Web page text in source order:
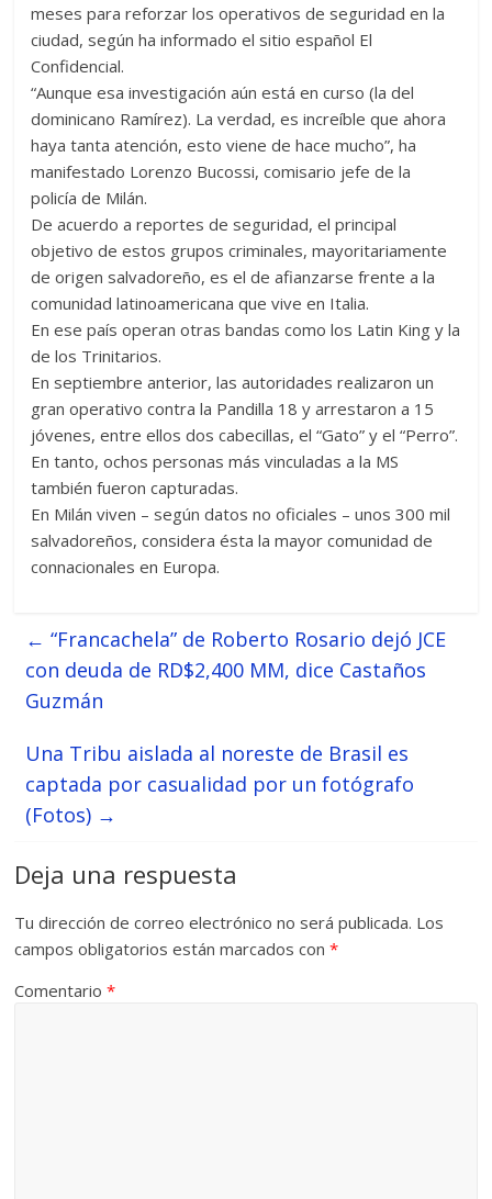
meses para reforzar los operativos de seguridad en la
ciudad, según ha informado el sitio español El
Confidencial.
“Aunque esa investigación aún está en curso (la del
dominicano Ramírez). La verdad, es increíble que ahora
haya tanta atención, esto viene de hace mucho”, ha
manifestado Lorenzo Bucossi, comisario jefe de la
policía de Milán.
De acuerdo a reportes de seguridad, el principal
objetivo de estos grupos criminales, mayoritariamente
de origen salvadoreño, es el de afianzarse frente a la
comunidad latinoamericana que vive en Italia.
En ese país operan otras bandas como los Latin King y la
de los Trinitarios.
En septiembre anterior, las autoridades realizaron un
gran operativo contra la Pandilla 18 y arrestaron a 15
jóvenes, entre ellos dos cabecillas, el “Gato” y el “Perro”.
En tanto, ochos personas más vinculadas a la MS
también fueron capturadas.
En Milán viven – según datos no oficiales – unos 300 mil
salvadoreños, considera ésta la mayor comunidad de
connacionales en Europa.
← “Francachela” de Roberto Rosario dejó JCE
con deuda de RD$2,400 MM, dice Castaños
Guzmán
Una Tribu aislada al noreste de Brasil es
captada por casualidad por un fotógrafo
(Fotos) →
Deja una respuesta
Tu dirección de correo electrónico no será publicada. Los
campos obligatorios están marcados con*
Comentario*